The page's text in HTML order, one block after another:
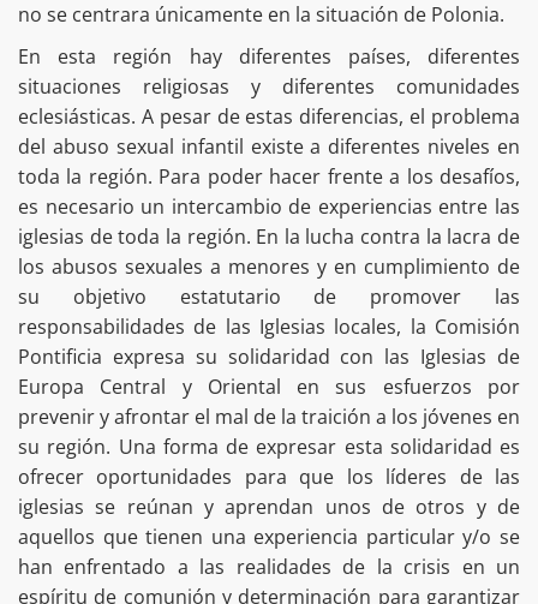
no se centrara únicamente en la situación de Polonia.
En esta región hay diferentes países, diferentes
situaciones religiosas y diferentes comunidades
eclesiásticas. A pesar de estas diferencias, el problema
del abuso sexual infantil existe a diferentes niveles en
toda la región. Para poder hacer frente a los desafíos,
es necesario un intercambio de experiencias entre las
iglesias de toda la región. En la lucha contra la lacra de
los abusos sexuales a menores y en cumplimiento de
su objetivo estatutario de promover las
responsabilidades de las Iglesias locales, la Comisión
Pontificia expresa su solidaridad con las Iglesias de
Europa Central y Oriental en sus esfuerzos por
prevenir y afrontar el mal de la traición a los jóvenes en
su región. Una forma de expresar esta solidaridad es
ofrecer oportunidades para que los líderes de las
iglesias se reúnan y aprendan unos de otros y de
aquellos que tienen una experiencia particular y/o se
han enfrentado a las realidades de la crisis en un
espíritu de comunión y determinación para garantizar